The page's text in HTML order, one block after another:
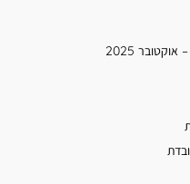
2025